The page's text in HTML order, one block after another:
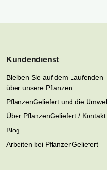
Kundendienst
Bleiben Sie auf dem Laufenden
über unsere Pflanzen
PflanzenGeliefert und die
Über PflanzenGeliefert / Kontakt
Blog
Arbeiten bei PflanzenGeliefert